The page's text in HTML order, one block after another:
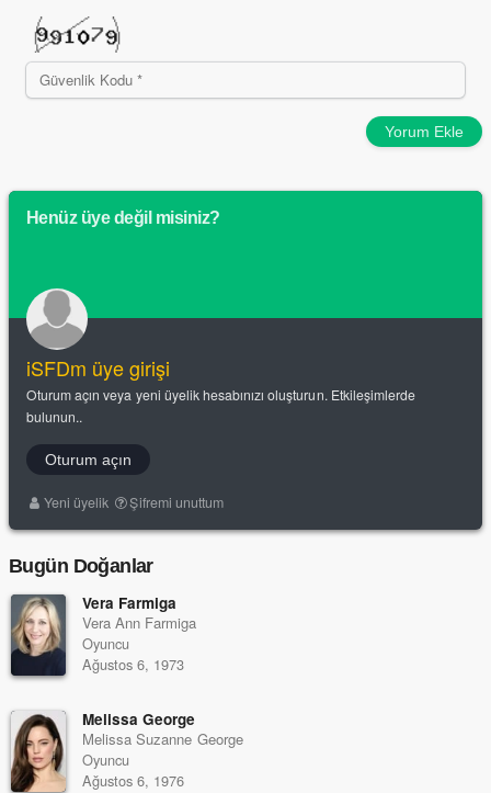
Yorum Ekle
Henüz üye değil misiniz?
iSFDm üye girişi
Oturum açın veya yeni üyelik hesabınızı oluşturun. Etkileşimlerde
bulunun..
Oturum açın
Yeni üyelik Şifremi unuttum
Bugün Doğanlar
Vera Farmiga
Vera Ann Farmiga
Oyuncu
Ağustos 6, 1973
Melissa George
Melissa Suzanne George
Oyuncu
Ağustos 6, 1976